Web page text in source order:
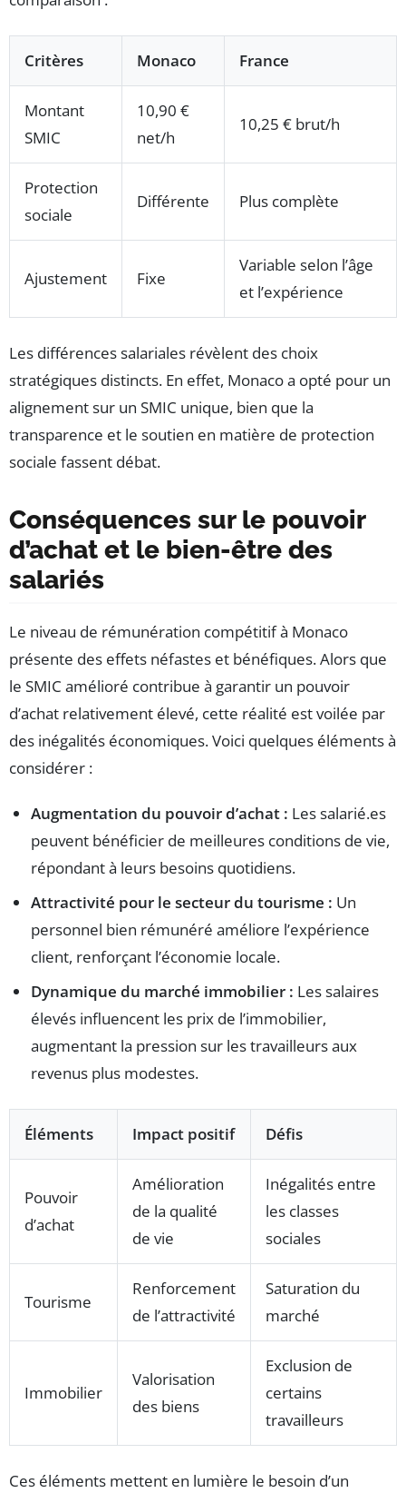
Critères Monaco France
Montant
SMIC
10,90 €
net/h
10,25 € brut/h
Protection
sociale
Différente Plus complète
Ajustement Fixe
Variable selon l’âge
et l’expérience
Les différences salariales révèlent des choix
stratégiques distincts. En effet, Monaco a opté pour un
alignement sur un SMIC unique, bien que la
transparence et le soutien en matière de protection
sociale fassent débat.
Conséquences sur le pouvoir
d’achat et le bien-être des
salariés
Le niveau de rémunération compétitif à Monaco
présente des effets néfastes et bénéfiques. Alors que
le SMIC amélioré contribue à garantir un pouvoir
d’achat relativement élevé, cette réalité est voilée par
des inégalités économiques. Voici quelques éléments à
considérer :
Augmentation du pouvoir d’achat : Les salarié.es
peuvent bénéficier de meilleures conditions de vie,
répondant à leurs besoins quotidiens.
Attractivité pour le secteur du tourisme : Un
personnel bien rémunéré améliore l’expérience
client, renforçant l’économie locale.
Dynamique du marché immobilier : Les salaires
élevés influencent les prix de l’immobilier,
augmentant la pression sur les travailleurs aux
revenus plus modestes.
Éléments Impact positif Défis
Pouvoir
d’achat
Amélioration
de la qualité
de vie
Inégalités entre
les classes
sociales
Tourisme
Renforcement
de l’attractivité
Saturation du
marché
Immobilier
Valorisation
des biens
Exclusion de
certains
travailleurs
Ces éléments mettent en lumière le besoin d’un